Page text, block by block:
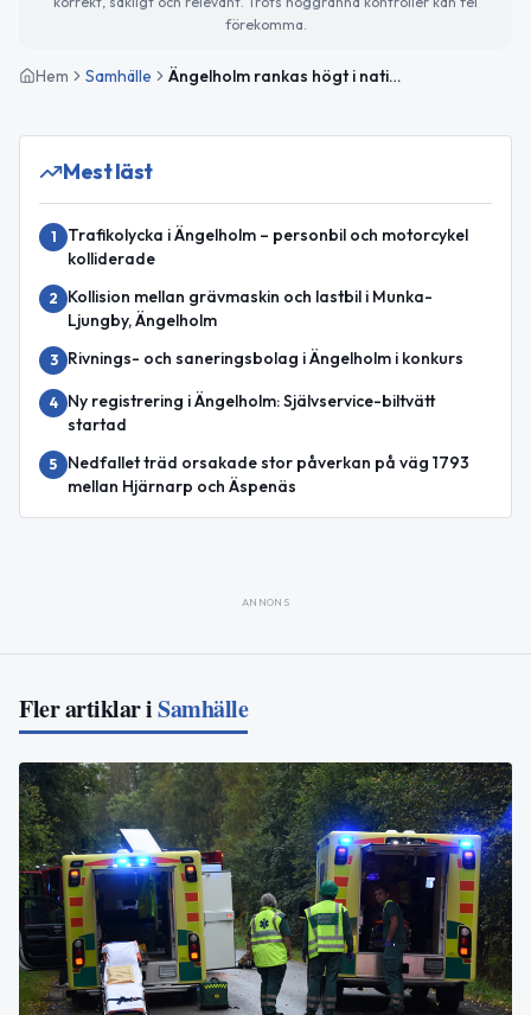
förekomma.
Hem Samhälle Ängelholm rankas högt i nationell medborgarundersökning 2025
Mest läst
1
Trafikolycka i Ängelholm – personbil och motorcykel
kolliderade
2
Kollision mellan grävmaskin och lastbil i Munka-
Ljungby, Ängelholm
3 Rivnings- och saneringsbolag i Ängelholm i konkurs
4
Ny registrering i Ängelholm: Självservice-biltvätt
startad
5
Nedfallet träd orsakade stor påverkan på väg 1793
mellan Hjärnarp och Äspenäs
ANNONS
Fler artiklar iSamhälle